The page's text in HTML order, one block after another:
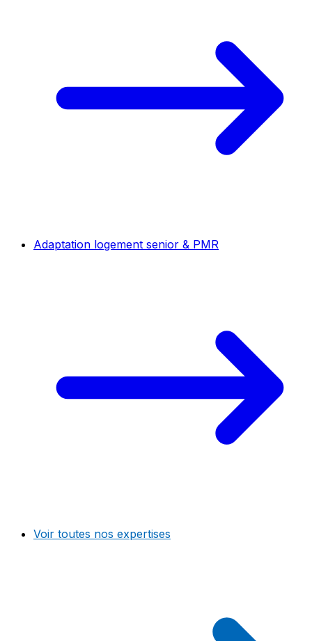
Adaptation logement senior & PMR
Voir toutes nos expertises